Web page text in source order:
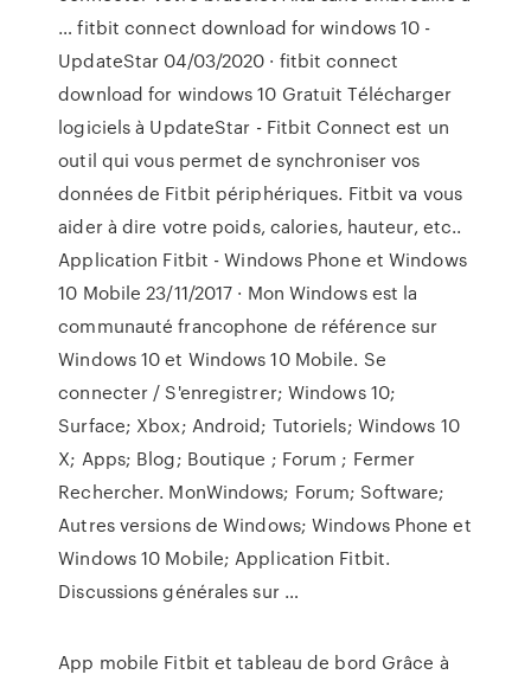
… fitbit connect download for windows 10 -
UpdateStar 04/03/2020 · fitbit connect
download for windows 10 Gratuit Télécharger
logiciels à UpdateStar - Fitbit Connect est un
outil qui vous permet de synchroniser vos
données de Fitbit périphériques. Fitbit va vous
aider à dire votre poids, calories, hauteur, etc..
Application Fitbit - Windows Phone et Windows
10 Mobile 23/11/2017 · Mon Windows est la
communauté francophone de référence sur
Windows 10 et Windows 10 Mobile. Se
connecter / S'enregistrer; Windows 10;
Surface; Xbox; Android; Tutoriels; Windows 10
X; Apps; Blog; Boutique ; Forum ; Fermer
Rechercher. MonWindows; Forum; Software;
Autres versions de Windows; Windows Phone et
Windows 10 Mobile; Application Fitbit.
Discussions générales sur …
App mobile Fitbit et tableau de bord Grâce à